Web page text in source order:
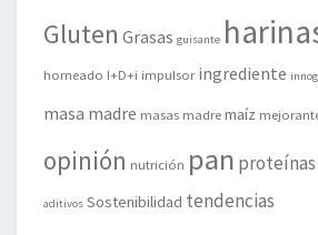
Gluten Grasas guisante
horneado I+D+i impulsor ingrediente
masa madre masas madremaíz
opinión nutrición pan proteínas
aditivos Sostenibilidad tendencias